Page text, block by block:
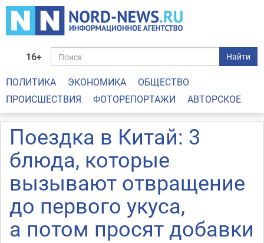
16+ Найти
ПОЛИТИКА ЭКОНОМИКА
ОБЩЕСТВО
ПРОИСШЕСТВИЯ
ФОТОРЕПОРТАЖИ АВТОРСКОЕ
Поездка в Китай: 3
блюда, которые
вызывают отвращение
до первого укуса,
а потом просят добавки